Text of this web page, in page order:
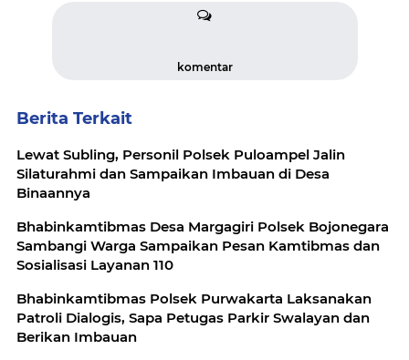
komentar
Berita Terkait
Lewat Subling, Personil Polsek Puloampel Jalin
Silaturahmi dan Sampaikan Imbauan di Desa
Binaannya
Bhabinkamtibmas Desa Margagiri Polsek Bojonegara
Sambangi Warga Sampaikan Pesan Kamtibmas dan
Sosialisasi Layanan 110
Bhabinkamtibmas Polsek Purwakarta Laksanakan
Patroli Dialogis, Sapa Petugas Parkir Swalayan dan
Berikan Imbauan